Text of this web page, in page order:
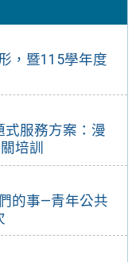
，暨115學年度
式服務方案：漫
培訓
的事—青年公共